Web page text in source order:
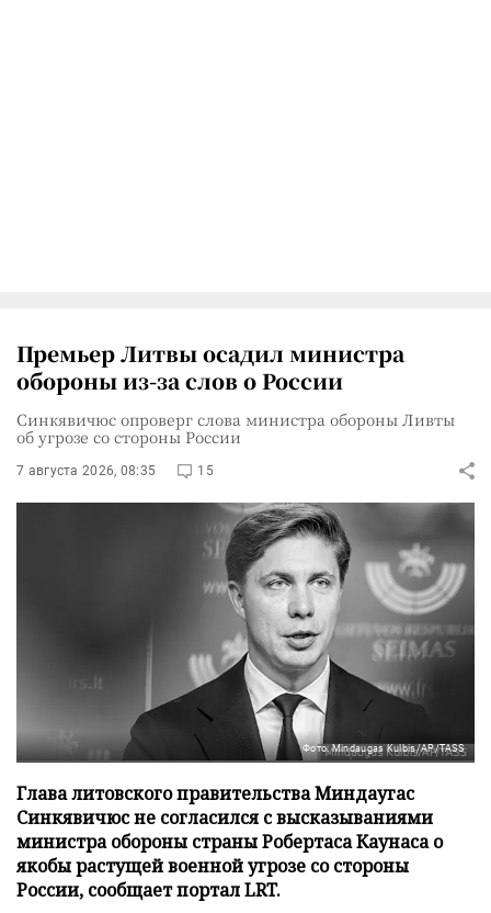
Премьер Литвы осадил министра
обороны из-за слов о России
Синкявичюс опроверг слова министра обороны Ливты
об угрозе со стороны России
7 августа 2026, 08:35 15
Фото: Mindaugas Kulbis/AP/TASS
Глава литовского правительства Миндаугас
Синкявичюс не согласился с высказываниями
министра обороны страны Робертаса Каунаса о
якобы растущей военной угрозе со стороны
России, сообщает портал LRT.